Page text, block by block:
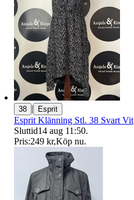
38 | Esprit
Esprit Klänning Stl. 38 Svart Vit
Sluttid14 aug 11:50.
Pris:249 kr,Köp nu.